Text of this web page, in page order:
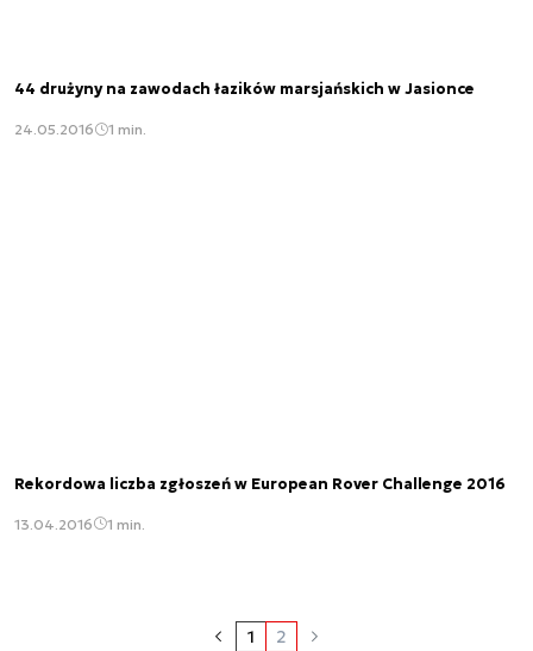
44 drużyny na zawodach łazików marsjańskich w Jasionce
24.05.2016 1 min.
Rekordowa liczba zgłoszeń w European Rover Challenge 2016
13.04.2016 1 min.
1 2